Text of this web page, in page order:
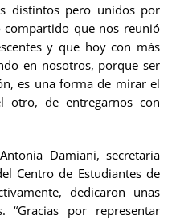
distintos pero unidos por
compartido que nos reunió
y que hoy con más
en nosotros, porque ser
es una forma de mirar el
otro, de entregarnos con
Damiani, secretaria
Centro de Estudiantes de
dedicaron unas
“Gracias por representar